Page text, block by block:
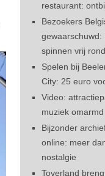
restaurant:
Bezoekers
gewaarschuwd:
spinnen vrij rond
Spelen bij
City: 25 euro
Video:
muziek omarmd
Bijzonder
online: meer
nostalgie
Toverland